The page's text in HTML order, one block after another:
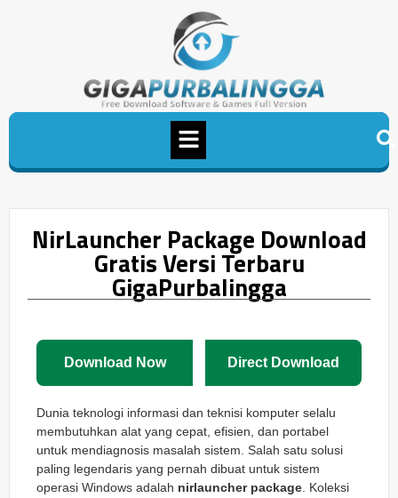
NirLauncher Package Download
Gratis Versi Terbaru
GigaPurbalingga
Download Now Direct Download
Dunia teknologi informasi dan teknisi komputer selalu
membutuhkan alat yang cepat, efisien, dan portabel
untuk mendiagnosis masalah sistem. Salah satu solusi
paling legendaris yang pernah dibuat untuk sistem
operasi Windows adalah nirlauncher package. Koleksi